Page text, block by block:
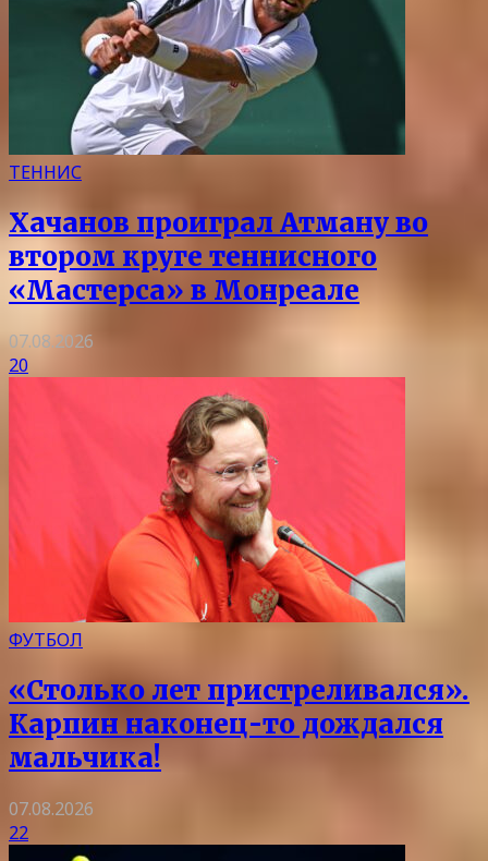
ТЕННИС
Хачанов проиграл Атману во
втором круге теннисного
«Мастерса» в Монреале
07.08.2026
20
ФУТБОЛ
«Столько лет пристреливался».
Карпин наконец-то дождался
мальчика!
07.08.2026
22